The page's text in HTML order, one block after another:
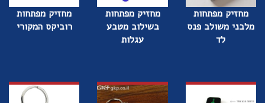
מחזיק מפתחות
מלבני משולב פנס
לד
מחזיק מפתחות
בשילוב מטבע
עגלות
מחזיק מפתחות
רוביקס המקורי